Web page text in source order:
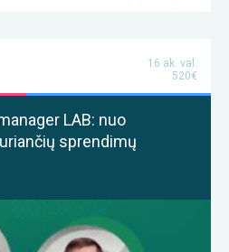
16 ak. val.
520€
LAB: nuo
sprendimų